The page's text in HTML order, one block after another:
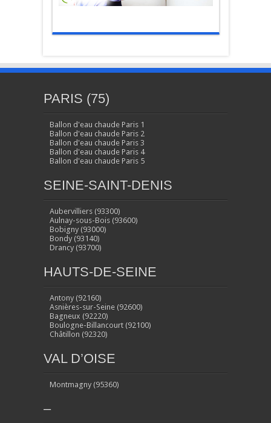
PARIS (75)
Ballon d'eau chaude Paris 1
Ballon d'eau chaude Paris 2
Ballon d'eau chaude Paris 3
Ballon d'eau chaude Paris 4
Ballon d'eau chaude Paris 5
SEINE-SAINT-DENIS
Aubervilliers (93300)
Aulnay-sous-Bois (93600)
Bobigny (93000)
Bondy (93140)
Drancy (93700)
HAUTS-DE-SEINE
Antony (92160)
Asnières-sur-Seine (92600)
Bagneux (92220)
Boulogne-Billancourt (92100)
Châtillon (92320)
VAL D’OISE
Montmagny (95360)
–